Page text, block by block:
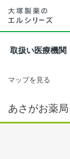
取扱い医療機関
マップを見る
あさがお薬局